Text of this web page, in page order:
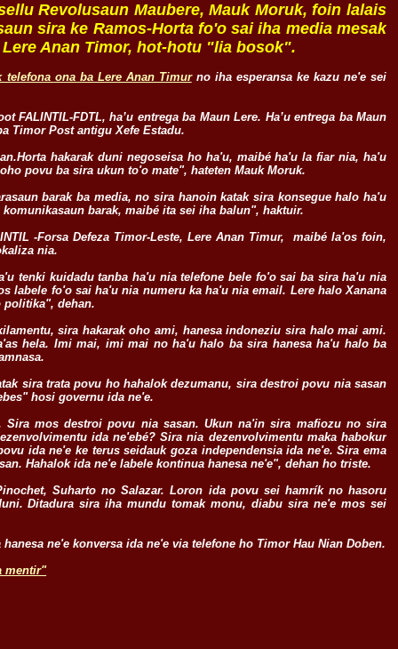
Revolusaun Maubere, Mauk Moruk, foin lalais
sira ke Ramos-Horta fo'o sai iha media mesak
Anan Timor, hot-hotu "lia bosok".
telefona ona ba Lere Anan Timurno iha esperansa ke kazu ne'e sei
FALINTIL-FDTL, ha’u entrega ba Maun Lere. Ha’u entrega ba Maun
Timor Post antigu Xefe Estadu.
hakarak duni negoseisa ho ha'u, maibé ha'u la fiar nia, ha'u
povu ba sira ukun to'o mate", hateten Mauk Moruk.
barak ba media, no sira hanoin katak sira konsegue halo ha'u
barak, maibé ita sei iha balun", haktuir.
-Forsa Defeza Timor-Leste, Lere Anan Timur, maibé la'os foin,
nia.
tenki kuidadu tanba ha'u nia telefone bele fo'o sai ba sira ha'u nia
labele fo'o sai ha'u nia numeru ka ha'u nia email. Lere halo Xanana
politika", dehan.
sira hakarak oho ami, hanesa indoneziu sira halo mai ami.
hela. Imi mai, imi mai no ha'u halo ba sira hanesa ha'u halo ba
sira trata povu ho hahalok dezumanu, sira destroi povu nia sasan
hosi governu ida ne'e.
mos destroi povu nia sasan. Ukun na'in sira mafiozu no sira
ida ne'ebé? Sira nia dezenvolvimentu maka habokur
ida ne'e ke terus seidauk goza independensia ida ne'e. Sira ema
Hahalok ida ne'e labele kontinua hanesa ne'e", dehan ho triste.
Suharto no Salazar. Loron ida povu sei hamrík no hasoru
Ditadura sira iha mundu tomak monu, diabu sira ne'e mos sei
ne'e konversa ida ne'e via telefone ho Timor Hau Nian Doben.
mentir"